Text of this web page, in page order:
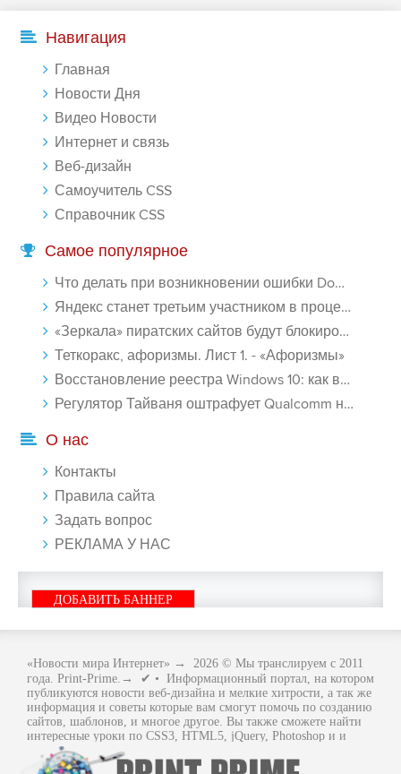
Навигация
Главная
Новости Дня
Видео Новости
Интернет и связь
Веб-дизайн
Самоучитель CSS
Справочник CSS
Самое популярное
Что делать при возникновении ошибки Download interrupted в Chrome - «Windows»
Яндекс станет третьим участником в процессе ФАС против Google - «Интернет»
«Зеркала» пиратских сайтов будут блокироваться! - «Интернет»
Теткоракс, афоризмы. Лист 1. - «Афоризмы»
Восстановление реестра Windows 10: как восстановить реестр Виндовс 10 - «Windows»
Регулятор Тайваня оштрафует Qualcomm на $774 млн - «Новости сети»
О нас
Контакты
Правила сайта
Задать вопрос
РЕКЛАМА У НАС
ДОБАВИТЬ БАННЕР
«Новости мира Интернет» → 2026 © Мы транслируем с 2011
года. Print-Prime.→ ✔ • Информационный портал, на котором
публикуются новости веб-дизайна и мелкие хитрости, а так же
информация и советы которые вам смогут помочь по созданию
сайтов, шаблонов, и многое другое. Вы также сможете найти
интересные уроки по CSS3, HTML5, jQuery, Photoshop и и
многое другое, интересное, с интернет мира. Вся информация
размещенная на сайте предназначена исключительно в